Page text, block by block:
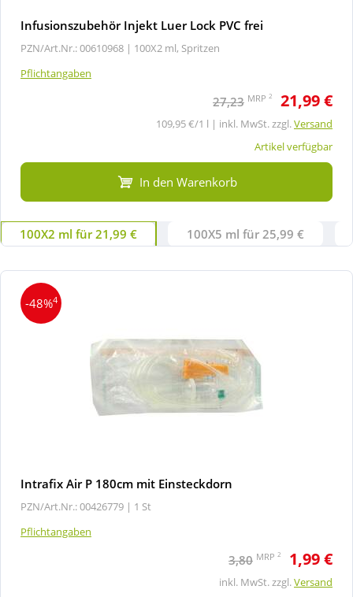
Infusionszubehör Injekt Luer Lock PVC frei
PZN/Art.Nr.: 00610968 | 100X2 ml, Spritzen
Pflichtangaben
27,23 MRP 2 21,99 €
109,95 €/1 l | inkl. MwSt. zzgl.Versand
Artikel verfügbar
In den Warenkorb
100X2 ml für 21,99 € 100X5 ml für 25,99 €
-48%4
Intrafix Air P 180cm mit Einsteckdorn
PZN/Art.Nr.: 00426779 | 1 St
Pflichtangaben
3,80 MRP 2 1,99 €
inkl. MwSt. zzgl.Versand